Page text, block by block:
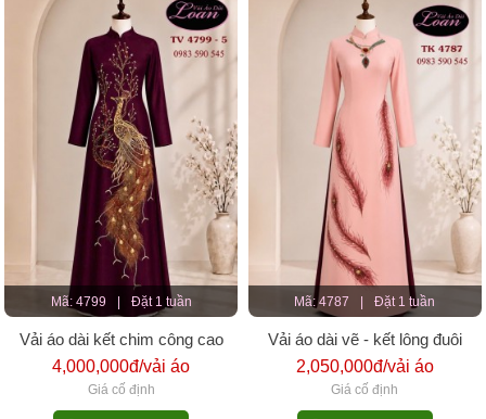
Mã: 4799 | Đặt 1 tuần
Vải áo dài kết chim công cao
cấp
4,000,000đ/vải áo
Giá cố định
Mã: 4787 | Đặt 1 tuần
Vải áo dài vẽ - kết lông đuôi
công
2,050,000đ/vải áo
Giá cố định